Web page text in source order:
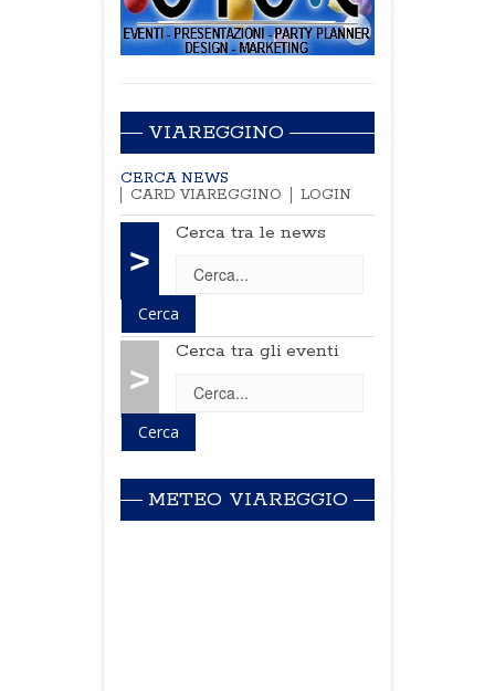
VIAREGGINO
CERCA NEWS
CARD VIAREGGINO
LOGIN
>
Cerca tra le news
>
Cerca tra gli eventi
METEO VIAREGGIO